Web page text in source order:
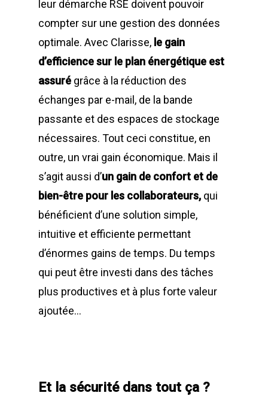
leur démarche RSE doivent pouvoir
compter sur une gestion des données
optimale. Avec Clarisse, le gain
d’efficience sur le plan énergétique est
assuré grâce à la réduction des
échanges par e-mail, de la bande
passante et des espaces de stockage
nécessaires. Tout ceci constitue, en
outre, un vrai gain économique. Mais il
s’agit aussi d’un gain de confort et de
bien-être pour les collaborateurs, qui
bénéficient d’une solution simple,
intuitive et efficiente permettant
d’énormes gains de temps. Du temps
qui peut être investi dans des tâches
plus productives et à plus forte valeur
ajoutée…
Et la sécurité dans tout ça ?